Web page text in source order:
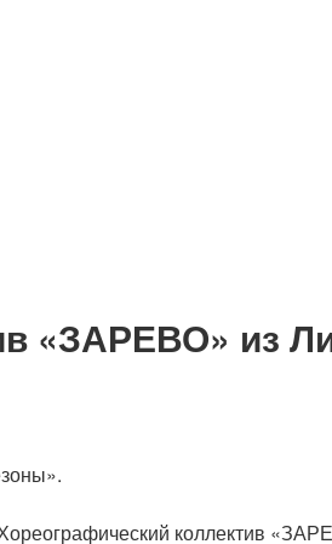
«ЗАРЕВО» из
коллектив